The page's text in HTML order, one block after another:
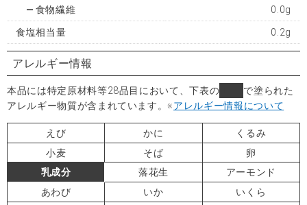
食物繊維 0.0g
食塩相当量 0.2g
アレルギー情報
本品には特定原材料等28品目において、下表の
で塗られた
アレルギー物質が含まれています。※アレルギー情報について
えび かに
くるみ
小麦
そば
卵
乳成分
落花生
アーモンド
あわび
いか
いくら